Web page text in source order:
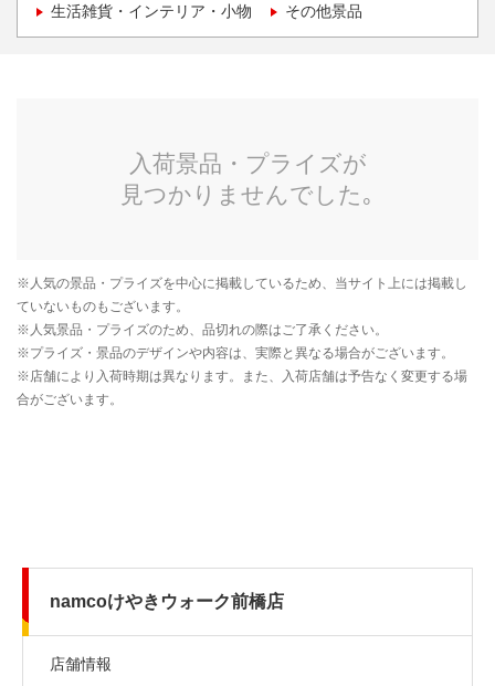
生活雑貨・インテリア・小物 その他景品
namcoけやきウォーク前橋店
店舗情報